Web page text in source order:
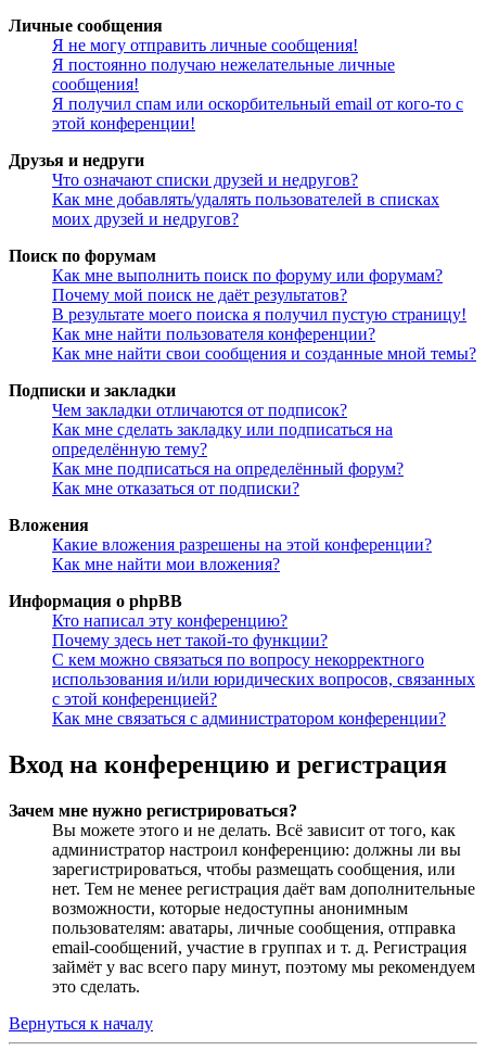
Личные сообщения
Я не могу отправить личные сообщения!
Я постоянно получаю нежелательные личные
сообщения!
Я получил спам или оскорбительный email от кого-то с
этой конференции!
Друзья и недруги
Что означают списки друзей и недругов?
Как мне добавлять/удалять пользователей в списках
моих друзей и недругов?
Поиск по форумам
Как мне выполнить поиск по форуму или форумам?
Почему мой поиск не даёт результатов?
В результате моего поиска я получил пустую страницу!
Как мне найти пользователя конференции?
Как мне найти свои сообщения и созданные мной темы?
Подписки и закладки
Чем закладки отличаются от подписок?
Как мне сделать закладку или подписаться на
определённую тему?
Как мне подписаться на определённый форум?
Как мне отказаться от подписки?
Вложения
Какие вложения разрешены на этой конференции?
Как мне найти мои вложения?
Информация о phpBB
Кто написал эту конференцию?
Почему здесь нет такой-то функции?
С кем можно связаться по вопросу некорректного
использования и/или юридических вопросов, связанных
с этой конференцией?
Как мне связаться с администратором конференции?
Вход на конференцию и регистрация
Зачем мне нужно регистрироваться?
Вы можете этого и не делать. Всё зависит от того, как
администратор настроил конференцию: должны ли вы
зарегистрироваться, чтобы размещать сообщения, или
нет. Тем не менее регистрация даёт вам дополнительные
возможности, которые недоступны анонимным
пользователям: аватары, личные сообщения, отправка
email-сообщений, участие в группах и т. д. Регистрация
займёт у вас всего пару минут, поэтому мы рекомендуем
это сделать.
Вернуться к началу